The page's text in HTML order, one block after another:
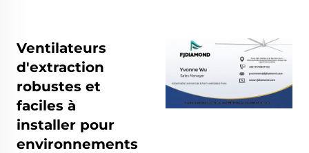
Ventilateurs
d'extraction
robustes et
faciles à
installer pour
environnements